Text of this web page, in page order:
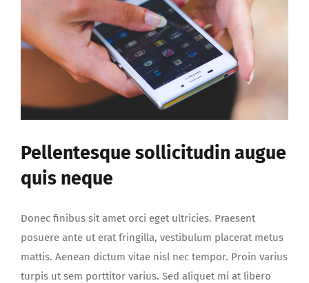
Pellentesque sollicitudin augue
quis neque
Donec finibus sit amet orci eget ultricies. Praesent
posuere ante ut erat fringilla, vestibulum placerat metus
mattis. Aenean dictum vitae nisl nec tempor. Proin varius
turpis ut sem porttitor varius. Sed aliquet mi at libero